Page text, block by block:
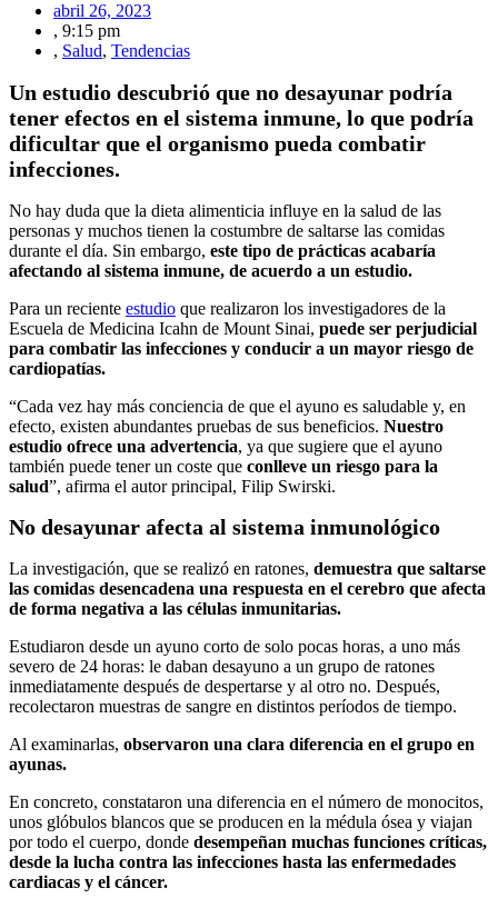
abril 26, 2023
, 9:15 pm
, Salud, Tendencias
Un estudio descubrió que no desayunar podría
tener efectos en el sistema inmune, lo que podría
dificultar que el organismo pueda combatir
infecciones.
No hay duda que la dieta alimenticia influye en la salud de las
personas y muchos tienen la costumbre de saltarse las comidas
durante el día. Sin embargo, este tipo de prácticas acabaría
afectando al sistema inmune, de acuerdo a un estudio.
Para un reciente estudio que realizaron los investigadores de la
Escuela de Medicina Icahn de Mount Sinai, puede ser perjudicial
para combatir las infecciones y conducir a un mayor riesgo de
cardiopatías.
“Cada vez hay más conciencia de que el ayuno es saludable y, en
efecto, existen abundantes pruebas de sus beneficios. Nuestro
estudio ofrece una advertencia, ya que sugiere que el ayuno
también puede tener un coste que conlleve un riesgo para la
salud”, afirma el autor principal, Filip Swirski.
No desayunar afecta al sistema inmunológico
La investigación, que se realizó en ratones, demuestra que saltarse
las comidas desencadena una respuesta en el cerebro que afecta
de forma negativa a las células inmunitarias.
Estudiaron desde un ayuno corto de solo pocas horas, a uno más
severo de 24 horas: le daban desayuno a un grupo de ratones
inmediatamente después de despertarse y al otro no. Después,
recolectaron muestras de sangre en distintos períodos de tiempo.
Al examinarlas, observaron una clara diferencia en el grupo en
ayunas.
En concreto, constataron una diferencia en el número de monocitos,
unos glóbulos blancos que se producen en la médula ósea y viajan
por todo el cuerpo, donde desempeñan muchas funciones críticas,
desde la lucha contra las infecciones hasta las enfermedades
cardiacas y el cáncer.